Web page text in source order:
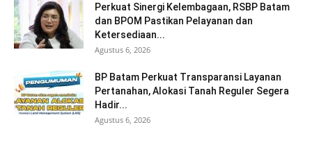
Perkuat Sinergi Kelembagaan, RSBP Batam
dan BPOM Pastikan Pelayanan dan
Ketersediaan...
Agustus 6, 2026
BP Batam Perkuat Transparansi Layanan
Pertanahan, Alokasi Tanah Reguler Segera
Hadir...
Agustus 6, 2026